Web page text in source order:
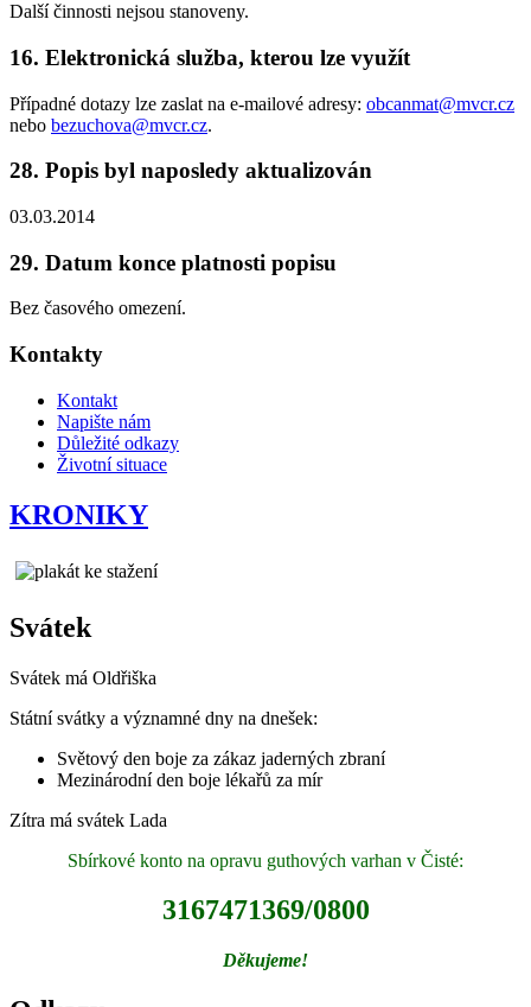
Další činnosti nejsou stanoveny.
16. Elektronická služba, kterou lze využít
Případné dotazy lze zaslat na e-mailové adresy: obcanmat@mvcr.cz
nebo bezuchova@mvcr.cz.
28. Popis byl naposledy aktualizován
03.03.2014
29. Datum konce platnosti popisu
Bez časového omezení.
Kontakty
Kontakt
Napište nám
Důležité odkazy
Životní situace
KRONIKY
Svátek
Svátek má Oldřiška
Státní svátky a významné dny na dnešek:
Světový den boje za zákaz jaderných zbraní
Mezinárodní den boje lékařů za mír
Zítra má svátek Lada
Sbírkové konto na opravu guthových varhan v Čisté:
3167471369/0800
Děkujeme!